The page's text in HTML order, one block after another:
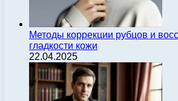
Методы коррекции рубцов и
гладкости кожи
22.04.2025